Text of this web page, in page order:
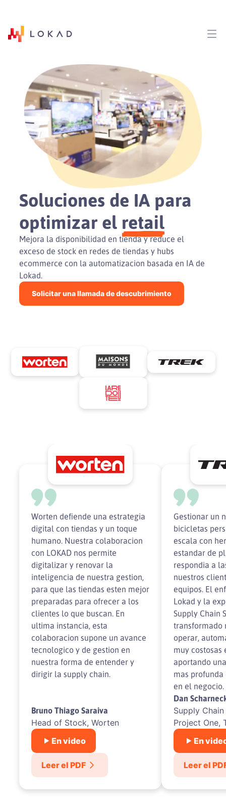
Soluciones de IA para
optimizar el retail
Mejora la disponibilidad en tienda y reduce el
exceso de stock en redes de tiendas y hubs
ecommerce con la automatizacion basada en IA de
Lokad.
Solicitar una llamada de descubrimiento
Worten defiende una estrategia
digital con tiendas y un toque
humano. Nuestra colaboracion
con LOKAD nos permite
digitalizar y renovar la
inteligencia de nuestra gestion,
para que las tiendas esten mejor
preparadas para ofrecer a los
clientes lo que buscan. En
ultima instancia, esta
colaboracion supone un avance
tecnologico y de gestion en
nuestra forma de entender y
dirigir la supply chain.
Bruno Thiago Saraiva
Head of Stock, Worten
En video
Leer el PDF
Gestionar un
bicicletas
escala con
estandar de
respondia a
nuestros
equipos. El
Lokad y la
Supply Chain
transformado
operar,
muy costosas
aportando
mas
en el negocio.
Dan
Supply
Project One,
En
Leer el